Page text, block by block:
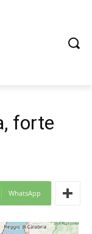
forte
WhatsApp